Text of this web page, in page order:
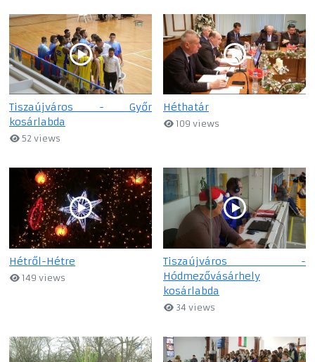
Tiszaújváros - Győr
kosárlabda
52 views
Héthatár
109 views
Hétről-Hétre
149 views
Tiszaújváros -
Hódmezővásárhely
kosárlabda
34 views